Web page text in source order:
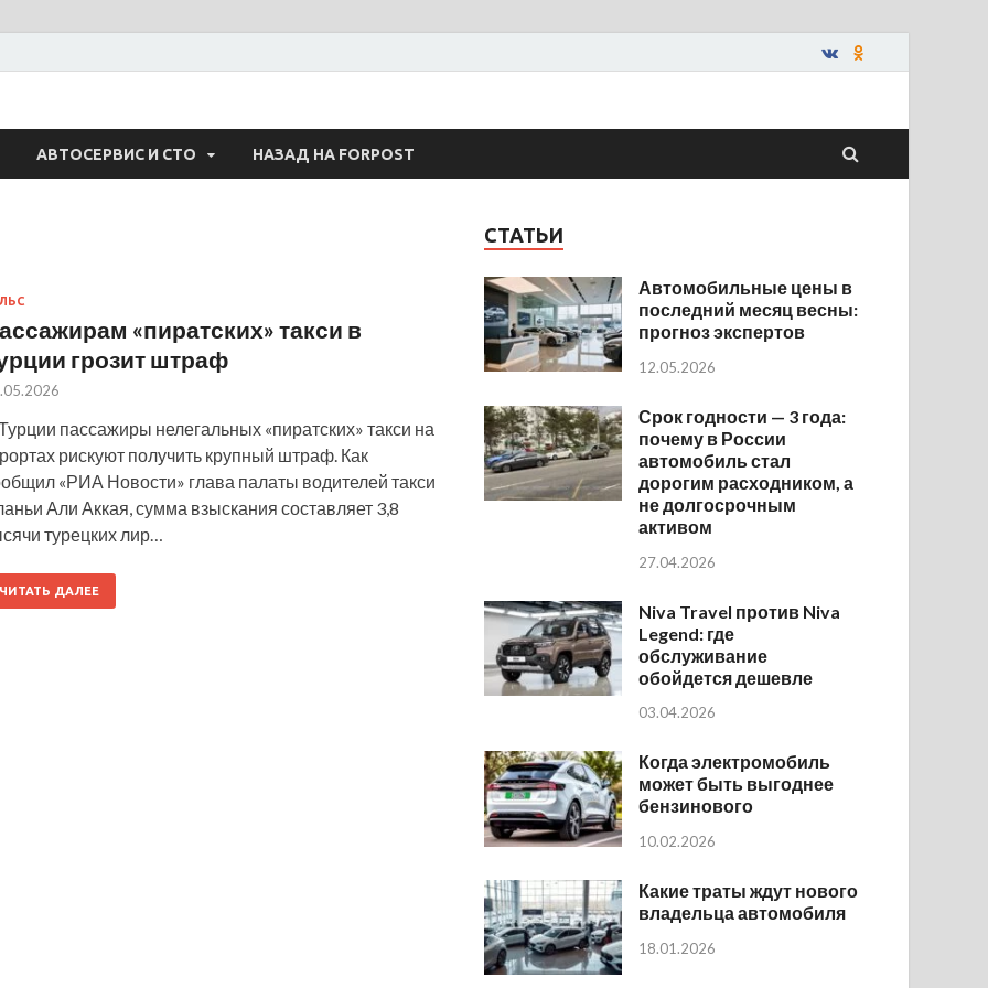
АВТОСЕРВИС И СТО НАЗАД НА FORPOST
«пиратских» такси в
грозит штраф
пассажиры нелегальных «пиратских» такси на
рискуют получить крупный штраф. Как
«РИА Новости» глава палаты водителей такси
Али Аккая, сумма взыскания составляет 3,8
турецких лир…
ЧИТАТЬ ДАЛЕЕ
СТАТЬИ
Автомобильные цены в
последний месяц весны:
прогноз экспертов
12.05.2026
Срок годности — 3 года:
почему в России
автомобиль стал
дорогим расходником, а
не долгосрочным
активом
27.04.2026
Niva Travel против Niva
Legend: где
обслуживание
обойдется дешевле
03.04.2026
Когда электромобиль
может быть выгоднее
бензинового
10.02.2026
Какие траты ждут нового
владельца автомобиля
18.01.2026